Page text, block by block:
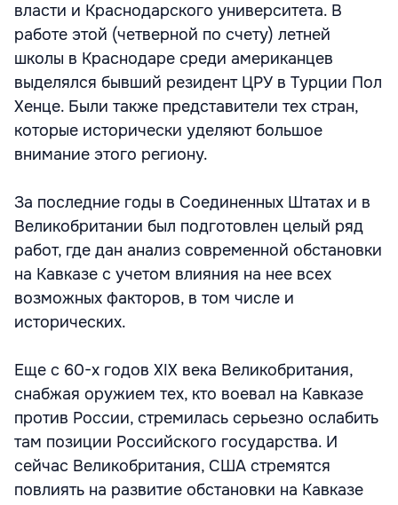
власти и Краснодарского университета. В
работе этой (четверной по счету) летней
школы в Краснодаре среди американцев
выделялся бывший резидент ЦРУ в Турции Пол
Хенце. Были также представители тех стран,
которые исторически уделяют большое
внимание этого региону.
За последние годы в Соединенных Штатах и в
Великобритании был подготовлен целый ряд
работ, где дан анализ современной обстановки
на Кавказе с учетом влияния на нее всех
возможных факторов, в том числе и
исторических.
Еще с 60-х годов XIX века Великобритания,
снабжая оружием тех, кто воевал на Кавказе
против России, стремилась серьезно ослабить
там позиции Российского государства. И
сейчас Великобритания, США стремятся
повлиять на развитие обстановки на Кавказе